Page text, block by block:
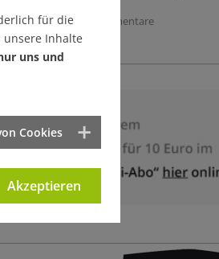
Viehöver | 6 Kommentare
für die
Inhalte
uns und
Cookies
Akzeptieren